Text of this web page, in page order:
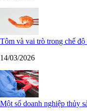
Tôm và vai trò trong chế độ
14/03/2026
Một số doanh nghiệp thủy